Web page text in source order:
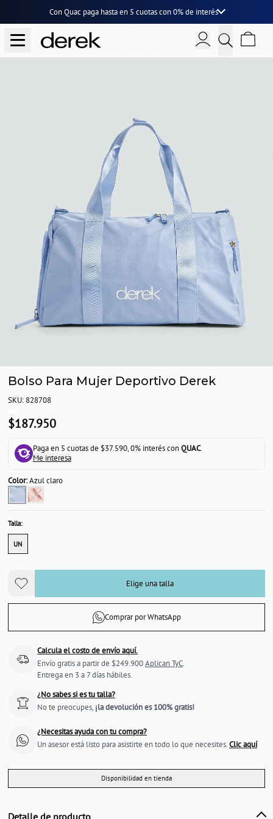
Con Quac paga hasta en 5 cuotascon0% de interés
Bolso Para Mujer Deportivo Derek
SKU: 828708
$187.950
Paga en 5 cuotas de $37.590, 0% interés conQUAC.
Me interesa
Color:Azul claro
Talla:
UN
Elige una talla
Comprar por WhatsApp
Calcula el costo de envío aquí.
Envío gratis a partir de $249.900Aplican TyC.
Entrega en 3 a 7 días hábiles.
¿No sabes si es tu talla?
No te preocupes, ¡la devolución es 100% gratis!
¿Necesitas ayuda con tu compra?
Un asesor está listo para asistirte en todo lo que necesites.Clic aquí
Disponibilidad en tienda
Detalle de producto